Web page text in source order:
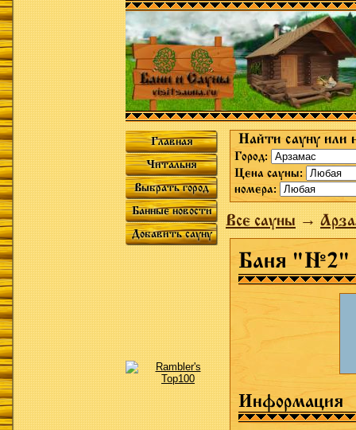
Главная
Читальня
Выбрать город
Банные новости
Добавить сауну
Найти сауну или
Город:
Цена сауны:
номера:
Все сауны→
Баня "№2"
Информация